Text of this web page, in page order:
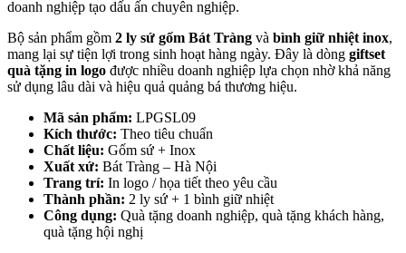
doanh nghiệp tạo dấu ấn chuyên nghiệp.
Bộ sản phẩm gồm 2 ly sứ gốm Bát Tràng và bình giữ nhiệt inox,
mang lại sự tiện lợi trong sinh hoạt hàng ngày. Đây là dòng giftset
quà tặng in logo được nhiều doanh nghiệp lựa chọn nhờ khả năng
sử dụng lâu dài và hiệu quả quảng bá thương hiệu.
Mã sản phẩm: LPGSL09
Kích thước: Theo tiêu chuẩn
Chất liệu: Gốm sứ + Inox
Xuất xứ: Bát Tràng – Hà Nội
Trang trí: In logo / họa tiết theo yêu cầu
Thành phần: 2 ly sứ + 1 bình giữ nhiệt
Công dụng: Quà tặng doanh nghiệp, quà tặng khách hàng,
quà tặng hội nghị